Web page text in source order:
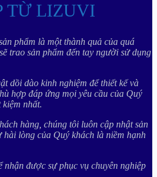
TỪ LIZUVI
phẩm là một thành quả của quá
trao sản phẩm đến tay người sử dụng
dồi dào kinh nghiệm để thiết kế và
hợp đáp ứng mọi yêu cầu của Quý
nhất.
hàng, chúng tôi luôn cập nhật sản
hài lòng của Quý khách là niềm hạnh
được sự phục vụ chuyên nghiệp